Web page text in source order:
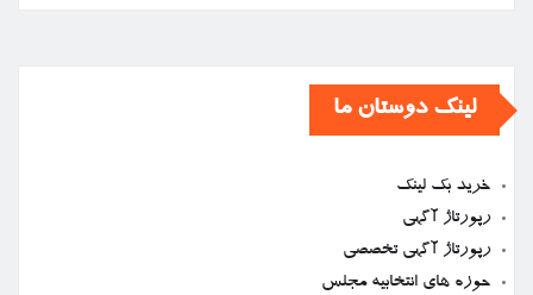
لینک دوستان ما
خرید بک لینک
رپورتاژ آگهی
رپورتاژ آگهی تخصصی
حوزه های انتخابیه مجلس